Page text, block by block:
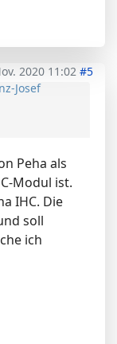
2020 11:02 #5
Josef
Peha als
Modul ist.
IHC. Die
soll
ich